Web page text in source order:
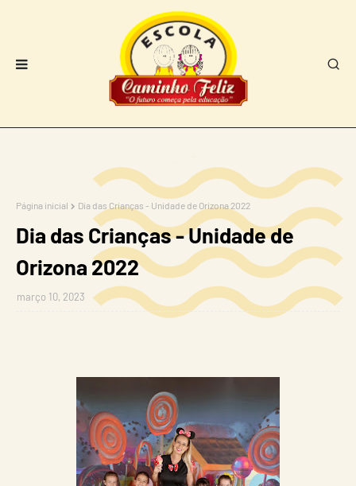
Página inicial Dia das Crianças - Unidade de Orizona 2022
Dia das Crianças - Unidade de
Orizona 2022
março 10, 2023